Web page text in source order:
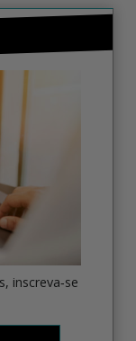
inscreva‑se